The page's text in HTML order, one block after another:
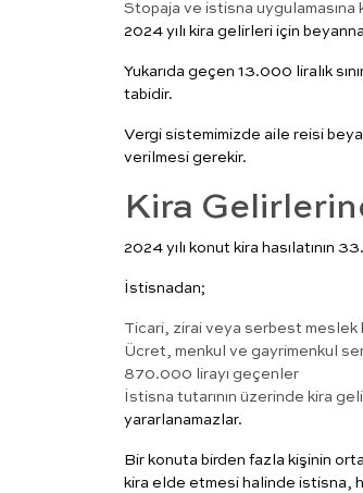
Stopaja ve istisna uygulamasına
2024 yılı kira gelirleri için
Yukarıda geçen 13.000 liralık
tabidir.
Vergi sistemimizde aile reisi
verilmesi gerekir.
Kira
2024 yılı konut kira hasılatının
İstisnadan;
Ticari, zirai veya serbest meslek
Ücret, menkul ve gayrimenkul
870.000 lirayı geçenler
İstisna tutarının üzerinde kira
yararlanamazlar.
Bir konuta birden fazla kişinin
kira elde etmesi halinde istisna,